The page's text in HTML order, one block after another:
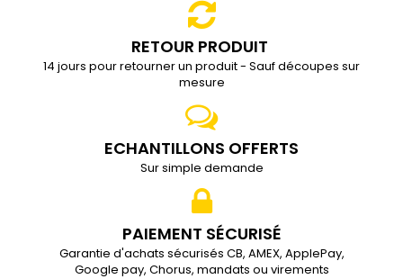
RETOUR PRODUIT
14 jours pour retourner un produit - Sauf découpes sur
mesure
ECHANTILLONS OFFERTS
Sur simple demande
PAIEMENT SÉCURISÉ
Garantie d'achats sécurisés CB, AMEX, ApplePay,
Google pay, Chorus, mandats ou virements